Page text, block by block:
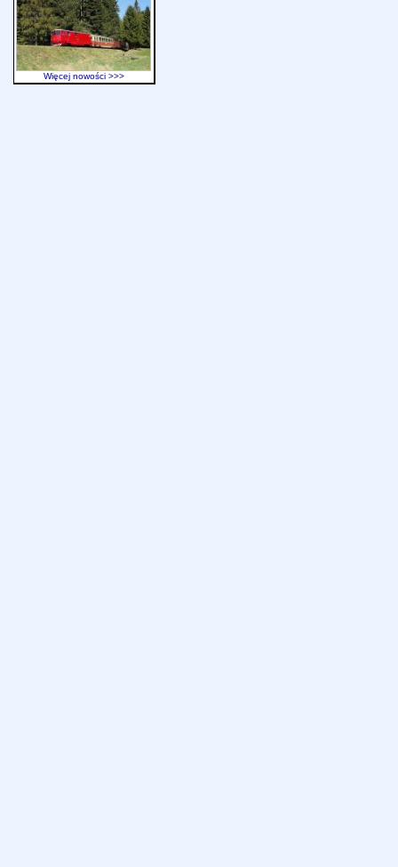
Więcej nowości >>>